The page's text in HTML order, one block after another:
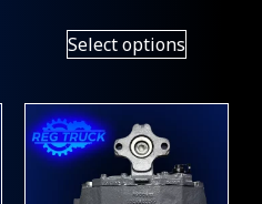
Select options